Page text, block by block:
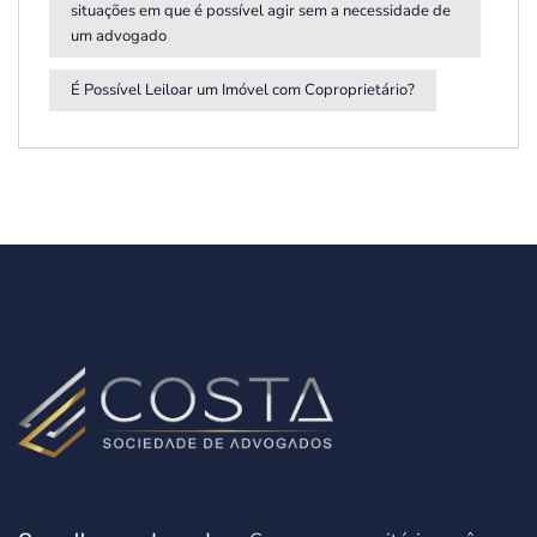
situações em que é possível agir sem a necessidade de
um advogado
É Possível Leiloar um Imóvel com Coproprietário?